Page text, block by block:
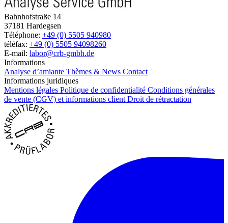
Bahnhofstraße 14
37181 Hardegsen
Téléphone: +49 (0) 5505 940980
téléfax: +49 (0) 5505 94098260
E-mail: labor@crb-gmbh.de
Informations
Analyse d’amiante Thèmes & News Contact
Informations juridiques
Mentions légales Politique de confidentialité Conditions générales
de vente (CGV) et informations client Droit de rétractation